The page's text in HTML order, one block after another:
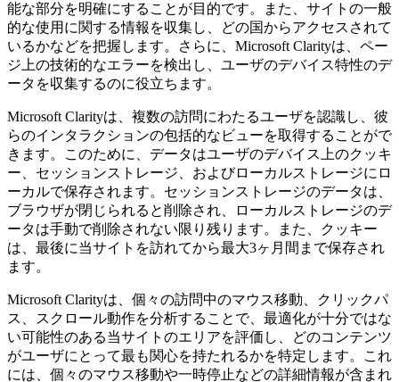
能な部分を明確にすることが目的です。また、サイトの一般
的な使用に関する情報を収集し、どの国からアクセスされて
いるかなどを把握します。さらに、Microsoft Clarityは、ペー
ジ上の技術的なエラーを検出し、ユーザのデバイス特性のデ
ータを収集するのに役立ちます。
Microsoft Clarityは、複数の訪問にわたるユーザを認識し、彼
らのインタラクションの包括的なビューを取得することがで
きます。このために、データはユーザのデバイス上のクッキ
ー、セッションストレージ、およびローカルストレージにロ
ーカルで保存されます。セッションストレージのデータは、
ブラウザが閉じられると削除され、ローカルストレージのデ
ータは手動で削除されない限り残ります。また、クッキー
は、最後に当サイトを訪れてから最大3ヶ月間まで保存され
ます。
Microsoft Clarityは、個々の訪問中のマウス移動、クリックパ
ス、スクロール動作を分析することで、最適化が十分ではな
い可能性のある当サイトのエリアを評価し、どのコンテンツ
がユーザにとって最も関心を持たれるかを特定します。これ
には、個々のマウス移動や一時停止などの詳細情報が含まれ